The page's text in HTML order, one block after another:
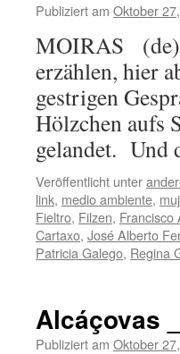
Publiziert am Oktober
MOIRAS (de)
erzählen, hier
gestrigen
Hölzchen aufs
gelandet. Und
Veröffentlicht unter
link, medio ambiente,
Fieltro, Filzen, Francisco
Cartaxo, José Alberto
Patricia Galego, Regina
Alcáçovas
Publiziert am Oktober